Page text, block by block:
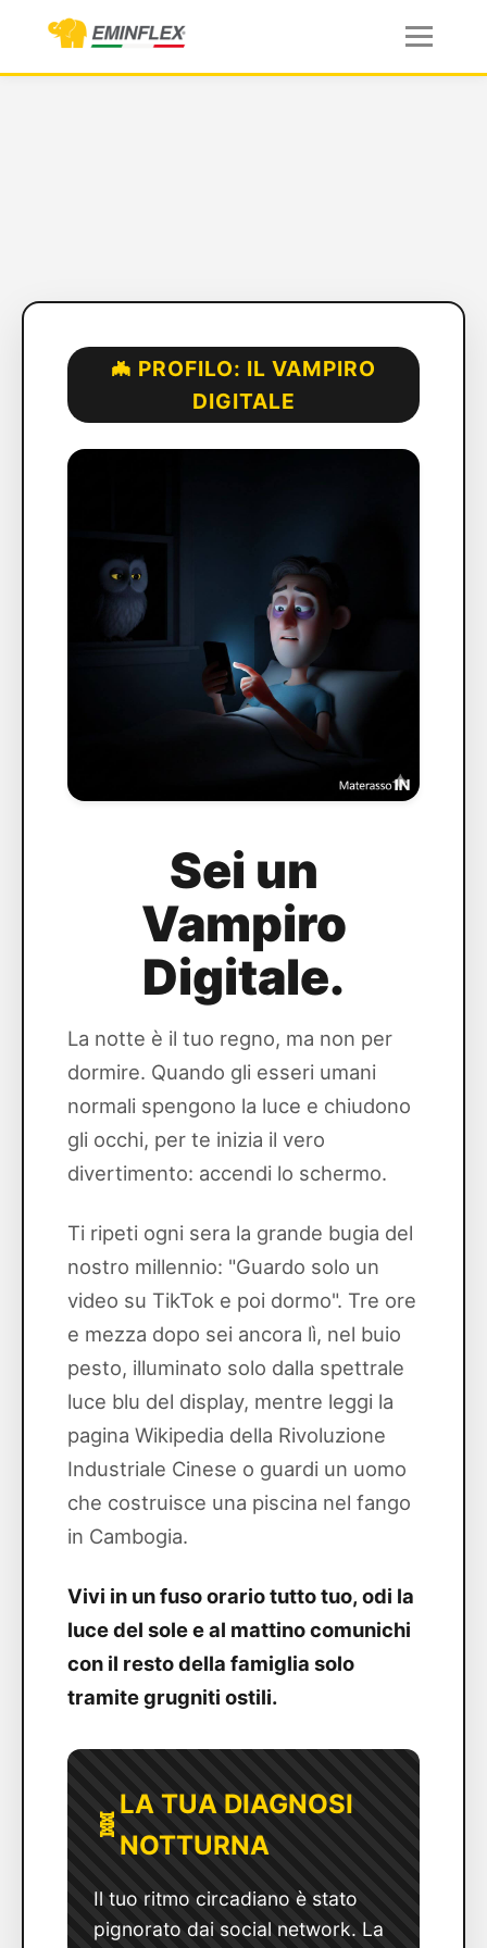
🦇 PROFILO: IL VAMPIRO
DIGITALE
Sei un
Vampiro
Digitale.
La notte è il tuo regno, ma non per
dormire. Quando gli esseri umani
normali spengono la luce e chiudono
gli occhi, per te inizia il vero
divertimento: accendi lo schermo.
Ti ripeti ogni sera la grande bugia del
nostro millennio: "Guardo solo un
video su TikTok e poi dormo". Tre ore
e mezza dopo sei ancora lì, nel buio
pesto, illuminato solo dalla spettrale
luce blu del display, mentre leggi la
pagina Wikipedia della Rivoluzione
Industriale Cinese o guardi un uomo
che costruisce una piscina nel fango
in Cambogia.
Vivi in un fuso orario tutto tuo, odi la
luce del sole e al mattino comunichi
con il resto della famiglia solo
tramite grugniti ostili.
🧬
LA TUA DIAGNOSI
NOTTURNA
Il tuo ritmo circadiano è stato
pignorato dai social network. La